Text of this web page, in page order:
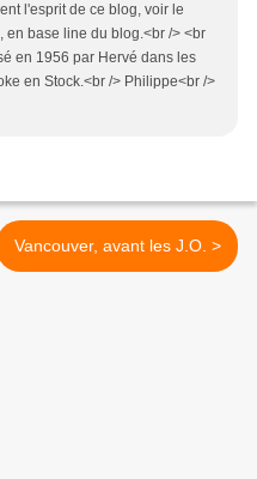
l'esprit de ce blog, voir le
en base line du blog.<br /> <br
en 1956 par Hervé dans les
en Stock.<br /> Philippe<br />
Vancouver, avant les J.O. >